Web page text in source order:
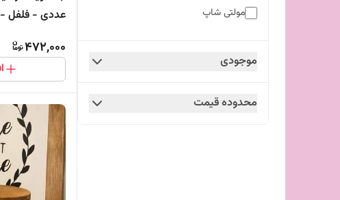
مولتی شاپ
موجودی
محدوده قیمت
عددی - فلفل - نمک - زردچوبه
472,000